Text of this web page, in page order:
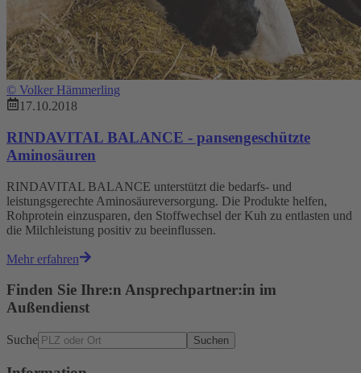
© Volker Hämmerling
17.10.2018
RINDAVITAL BALANCE - pansengeschützte
Aminosäuren
RINDAVITAL BALANCE unterstützt die bedarfs- und
leistungsgerechte Aminosäureversorgung. Die Produkte helfen,
Rohprotein einzusparen, den Stoffwechsel der Kuh zu entlasten und
die Milchleistung positiv zu beeinflussen.
Mehr erfahren
Finden Sie Ihre:n Ansprechpartner:in im
Außendienst
Suche Suchen